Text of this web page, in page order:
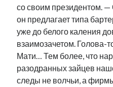
со своим президентом. —
он предлагает типа
уже до белого каления
взаимозачетом. Голова-
Мати… Тем более, что
разодранных зайцев
следы не волчьи, а